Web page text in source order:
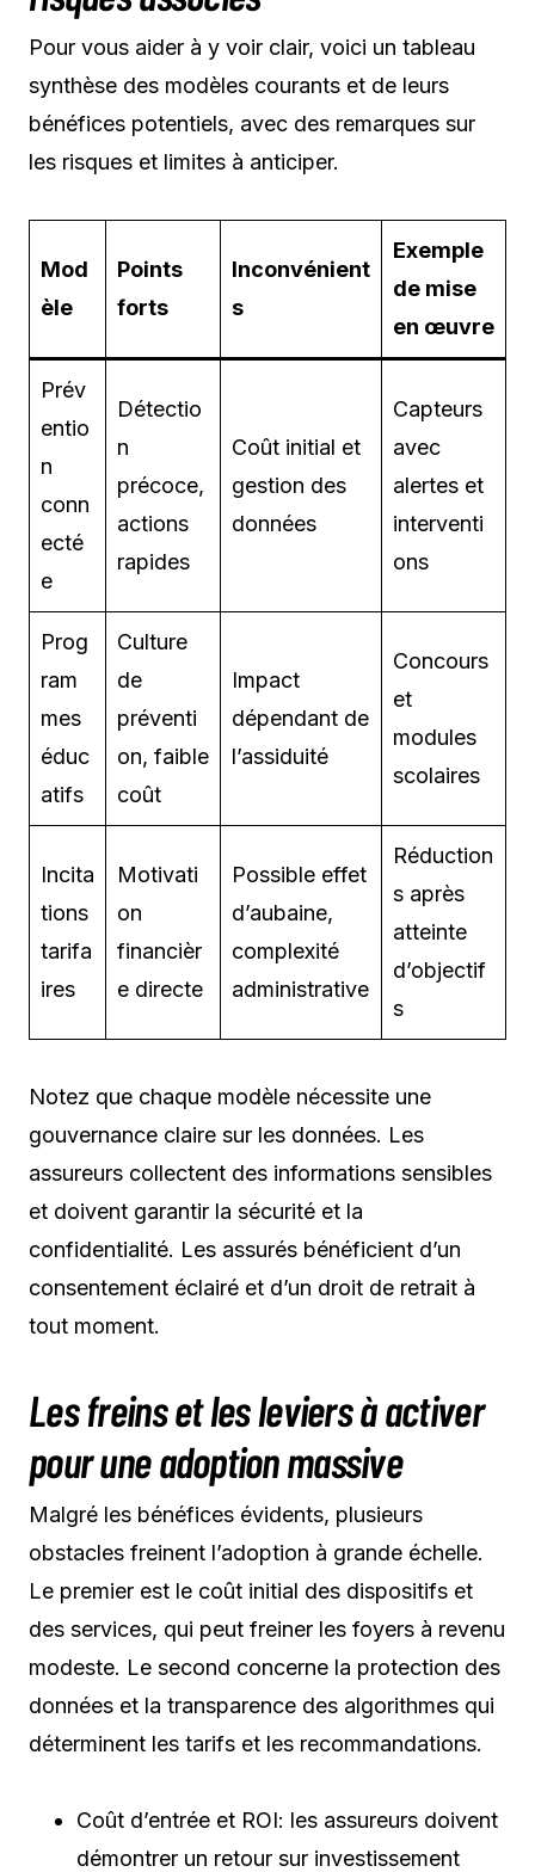
Pour vous aider à y voir clair, voici un tableau
synthèse des modèles courants et de leurs
bénéfices potentiels, avec des remarques sur
les risques et limites à anticiper.
Mod
èle
Points
forts
Inconvénient
s
Exemple
de mise
en œuvre
Prév
entio
n
conn
ecté
e
Détectio
n
précoce,
actions
rapides
Coût initial et
gestion des
données
Capteurs
avec
alertes et
interventi
ons
Prog
ram
mes
éduc
atifs
Culture
de
préventi
on, faible
coût
Impact
dépendant de
l’assiduité
Concours
et
modules
scolaires
Incita
tions
tarifa
ires
Motivati
on
financièr
e directe
Possible effet
d’aubaine,
complexité
administrative
Réduction
s après
atteinte
d’objectif
s
Notez que chaque modèle nécessite une
gouvernance claire sur les données. Les
assureurs collectent des informations sensibles
et doivent garantir la sécurité et la
confidentialité. Les assurés bénéficient d’un
consentement éclairé et d’un droit de retrait à
tout moment.
Les freins et les leviers à activer
pour une adoption massive
Malgré les bénéfices évidents, plusieurs
obstacles freinent l’adoption à grande échelle.
Le premier est le coût initial des dispositifs et
des services, qui peut freiner les foyers à revenu
modeste. Le second concerne la protection des
données et la transparence des algorithmes qui
déterminent les tarifs et les recommandations.
Coût d’entrée et ROI: les assureurs doivent
démontrer un retour sur investissement